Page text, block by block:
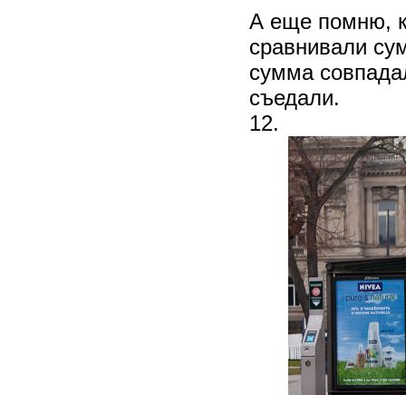
А еще помню,
сравнивали
сумма
съедали.
12.